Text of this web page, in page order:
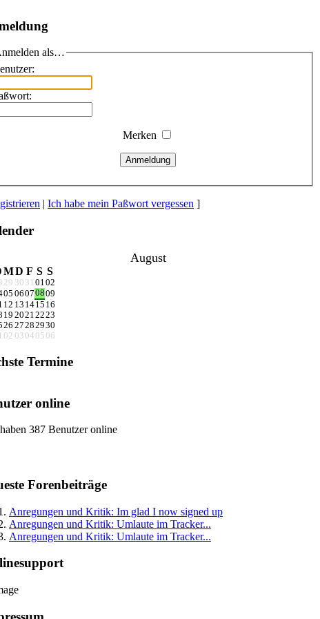
als…
Merken
Anmeldung
| Ich habe mein Paßwort vergessen ]
August
MD F S S
29 30 31 0102
05 06070809
12 13 1415 16
19 20212223
26 27282930
02 03 04 05 06
Termine
online
387 Benutzer online
Forenbeiträge
Anregungen und Kritik: Im glad I now signed up
Anregungen und Kritik: Umlaute im Tracker...
Anregungen und Kritik: Umlaute im Tracker...